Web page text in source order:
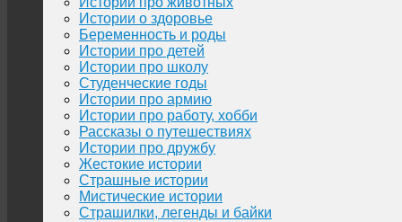
Истории о здоровье
Беременность и роды
Истории про детей
Истории про школу
Студенческие годы
Истории про армию
Истории про работу, хобби
Рассказы о путешествиях
Истории про дружбу
Жестокие истории
Страшные истории
Мистические истории
Страшилки, легенды и байки